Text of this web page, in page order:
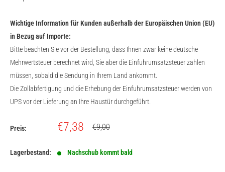
Wichtige Information für Kunden außerhalb der Europäischen Union (EU)
in Bezug auf Importe:
Bitte beachten Sie vor der Bestellung, dass Ihnen zwar keine deutsche
Mehrwertsteuer berechnet wird, Sie aber die Einfuhrumsatzsteuer zahlen
müssen, sobald die Sendung in Ihrem Land ankommt.
Die Zollabfertigung und die Erhebung der Einfuhrumsatzsteuer werden von
UPS vor der Lieferung an Ihre Haustür durchgeführt.
Preis: Sonderpreis
€7,38 Normalpreis
€9,00
Lagerbestand: Nachschub kommt bald